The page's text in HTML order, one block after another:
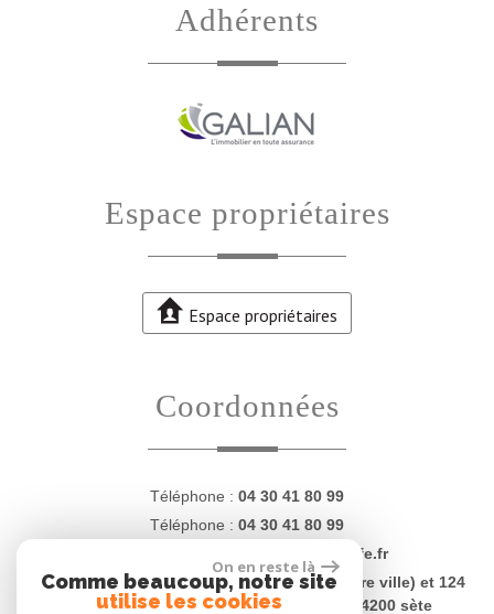
adhérents
espace propriétaires
Espace propriétaires
coordonnées
Téléphone : 04 30 41 80 99
Téléphone : 04 30 41 80 99
contact@proprietesdugolfe.fr
Adresse :4 Quai Charles Lemaresquier (centre ville) et 124
rue Jean Vilar (plages - La Corniche) - 34200 sète
On en reste là
Comme beaucoup, notre site
utilise les cookies